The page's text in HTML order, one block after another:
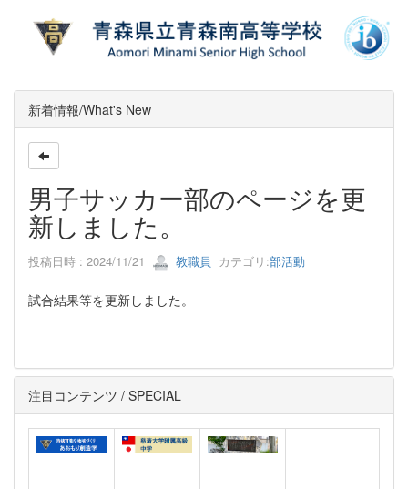
新着情報/What's New
男子サッカー部のページを更
新しました。
投稿日時 : 2024/11/21 教職員 カテゴリ:部活動
試合結果等を更新しました。
注目コンテンツ / SPECIAL